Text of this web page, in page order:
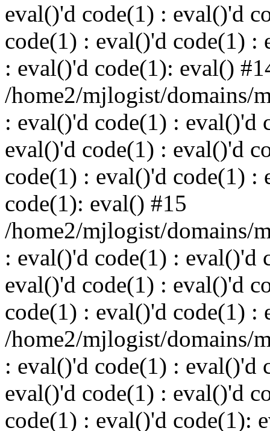
eval()'d code(1) : eval()'d
code(1) : eval()'d code(1) :
: eval()'d code(1): eval()
/home2/mjlogist/domains/
: eval()'d code(1) : eval()'d
eval()'d code(1) : eval()'d
code(1) : eval()'d code(1) :
code(1): eval() #15
/home2/mjlogist/domains/
: eval()'d code(1) : eval()'d
eval()'d code(1) : eval()'d
code(1) : eval()'d code(1) :
/home2/mjlogist/domains/
: eval()'d code(1) : eval()'d
eval()'d code(1) : eval()'d
code(1) : eval()'d code(1):